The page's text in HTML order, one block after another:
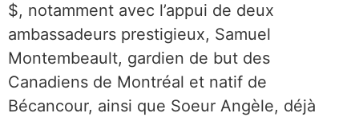
$, notamment avec l’appui de deux
ambassadeurs prestigieux, Samuel
Montembeault, gardien de but des
Canadiens de Montréal et natif de
Bécancour, ainsi que Soeur Angèle, déjà